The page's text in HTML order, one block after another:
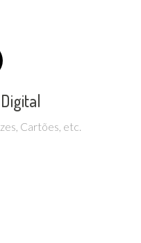
Cartões, etc.